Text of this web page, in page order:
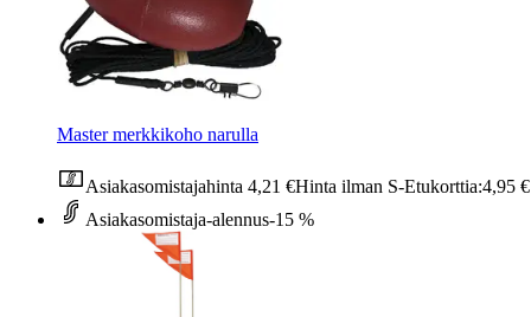
Master merkkikoho narulla
Asiakasomistajahinta 4,21 €Hinta ilman S-Etukorttia:4,95 €
Asiakasomistaja-alennus-15 %